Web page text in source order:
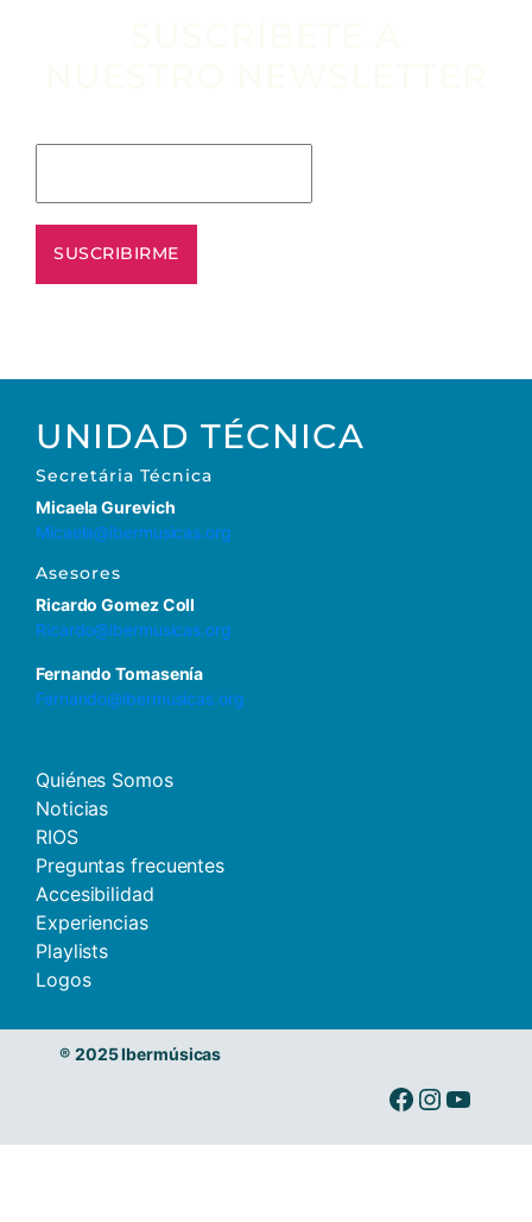
UNIDAD TÉCNICA
Secretária Técnica
Micaela Gurevich
Micaela@ibermusicas.org
Asesores
Ricardo Gomez Coll
Ricardo@ibermusicas.org
Fernando Tomasenía
Fernando@ibermusicas.org
Quiénes Somos
Noticias
RIOS
Preguntas frecuentes
Accesibilidad
Experiencias
Playlists
Logos
® 2025 Ibermúsicas
Ibermusicas en Facebook Ibermusicas en Instagram Ibermusicas en Youtube